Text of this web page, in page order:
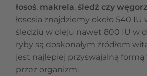
łosoś, makrela, śledź czy węgorz
łososia znajdziemy około 540
śledziu w oleju nawet 800 IU w
ryby są doskonałym źródłem
jest najlepiej przyswajalną
przez organizm.